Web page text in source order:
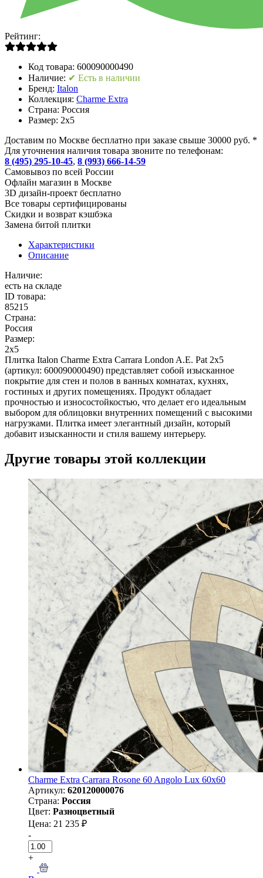
Рейтинг:
Код товара: 600090000490
Наличие: ✔ Есть в наличии
Бренд: Italon
Коллекция: Charme Extra
Страна: Россия
Размер: 2x5
Доставим по Москве бесплатно при заказе свыше 30000 руб. *
Для уточнения наличия товара звоните по телефонам:
8 (495) 295-10-45, 8 (993) 666-14-59
Cамовывоз по всей России
Офлайн магазин в Москве
3D дизайн-проект бесплатно
Все товары сертифицированы
Скидки и возврат кэшбэка
Замена битой плитки
Характеристики
Описание
Наличие:
есть на складе
ID товара:
85215
Страна:
Россия
Размер:
2x5
Плитка Italon Charme Extra Carrara London A.E. Pat 2x5
(артикул: 600090000490) представляет собой изысканное
покрытие для стен и полов в ванных комнатах, кухнях,
гостиных и других помещениях. Продукт обладает
прочностью и износостойкостью, что делает его идеальным
выбором для облицовки внутренних помещений с высокими
нагрузками. Плитка имеет элегантный дизайн, который
добавит изысканности и стиля вашему интерьеру.
Другие товары этой коллекции
Charme Extra Carrara Rosone 60 Angolo Lux 60х60
Артикул: 620120000076
Страна: Россия
Цвет: Разноцветный
Цена: 21 235 ₽
-
+